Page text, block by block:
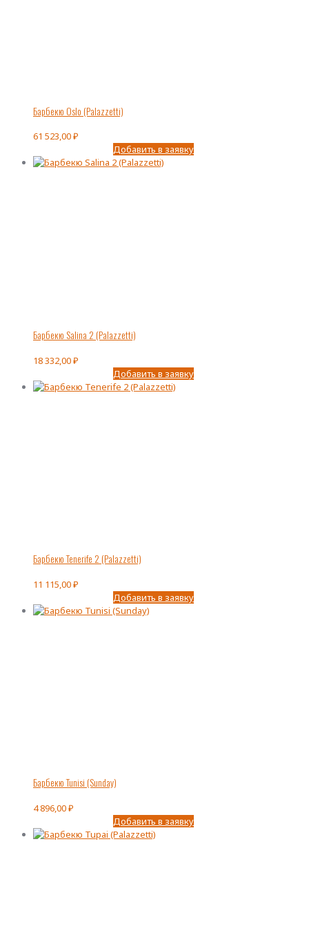
Барбекю Oslo (Palazzetti)
61 523,00₽
Добавить в заявку
Барбекю Salina 2 (Palazzetti)
18 332,00₽
Добавить в заявку
Барбекю Tenerife 2 (Palazzetti)
11 115,00₽
Добавить в заявку
Барбекю Tunisi (Sunday)
4 896,00₽
Добавить в заявку